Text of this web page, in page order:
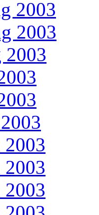
2003
2003
2003
2003
2003
2003